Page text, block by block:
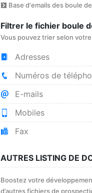
Base d'emails des boule
Filtrer le fichier boule
Vous pouvez trier selon
Adresses
Numéros de
E-mails
Mobiles
Fax
AUTRES LISTING DE
Boostez votre
d’autres fichiers de